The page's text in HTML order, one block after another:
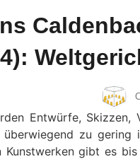
Entwürfe,
überwiegend zu
Kunstwerken gibt es